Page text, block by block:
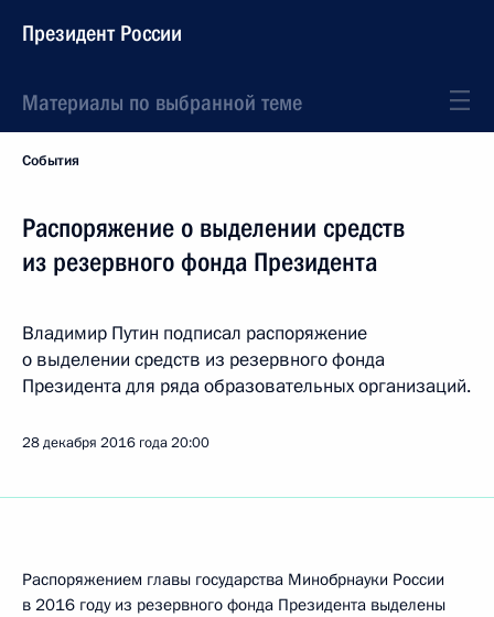
Президент России
Материалы по выбранной теме
События
Распоряжение о выделении средств
из резервного фонда Президента
Владимир Путин подписал распоряжение
о выделении средств из резервного фонда
Президента для ряда образовательных организаций.
28 декабря 2016 года20:00
Распоряжением главы государства Минобрнауки России
в 2016 году из резервного фонда Президента выделены